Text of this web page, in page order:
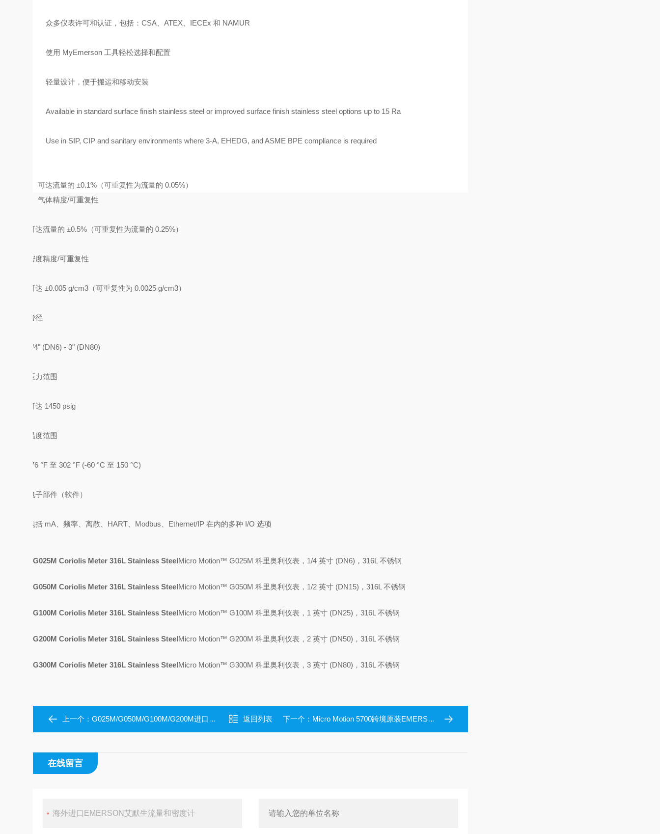
众多仪表许可和认证，包括：CSA、ATEX、IECEx 和 NAMUR
使用 MyEmerson 工具轻松选择和配置
轻量设计，便于搬运和移动安装
Available in standard surface finish stainless steel or improved surface finish stainless steel options up to 15 Ra
Use in SIP, CIP and sanitary environments where 3-A, EHEDG, and ASME BPE compliance is required
可达流量的 ±0.1%（可重复性为流量的 0.05%）
气体精度/可重复性
可达流量的 ±0.5%（可重复性为流量的 0.25%）
密度精度/可重复性
可达 ±0.005 g/cm3（可重复性为 0.0025 g/cm3）
管径
1/4" (DN6) - 3" (DN80)
压力范围
可达 1450 psig
温度范围
-76 °F 至 302 °F (-60 °C 至 150 °C)
电子部件（软件）
包括 mA、频率、离散、HART、Modbus、Ethernet/IP 在内的多种 I/O 选项
G025M Coriolis Meter 316L Stainless SteelMicro Motion™ G025M 科里奥利仪表，1/4 英寸 (DN6)，316L 不锈钢
G050M Coriolis Meter 316L Stainless SteelMicro Motion™ G050M 科里奥利仪表，1/2 英寸 (DN15)，316L 不锈钢
G100M Coriolis Meter 316L Stainless SteelMicro Motion™ G100M 科里奥利仪表，1 英寸 (DN25)，316L 不锈钢
G200M Coriolis Meter 316L Stainless SteelMicro Motion™ G200M 科里奥利仪表，2 英寸 (DN50)，316L 不锈钢
G300M Coriolis Meter 316L Stainless SteelMicro Motion™ G300M 科里奥利仪表，3 英寸 (DN80)，316L 不锈钢
上一个：G025M/G050M/G100M/G200M进口现货EMERSON艾默生流量和密度计 返回列表 下一个： Micro Motion 5700跨境原装EMERSON艾默生现场安装型变送器
在线留言